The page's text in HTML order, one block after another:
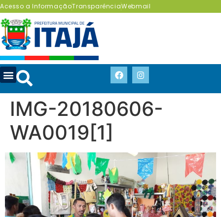
Acesso a InformaçãoTransparênciaWebmail
IMG-20180606-
WA0019[1]